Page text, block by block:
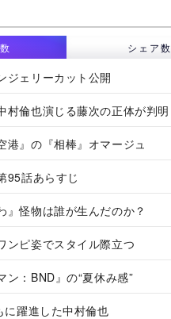
シェア数
ジェリーカット公開
村倫也演じる藤次の正体が判明
港』の『相棒』オマージュ
95話あらすじ
』怪物は誰が生んだのか？
ンピ姿でスタイル際立つ
ン：BND』の“夏休み感”
に躍進した中村倫也